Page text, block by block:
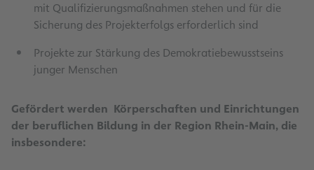
mit Qualifizierungsmaßnahmen stehen und für die
Sicherung des Projekterfolgs erforderlich sind
Projekte zur Stärkung des Demokratiebewusstseins
junger Menschen
Gefördert werden Körperschaften und Einrichtungen
der beruflichen Bildung in der Region Rhein-Main, die
insbesondere: